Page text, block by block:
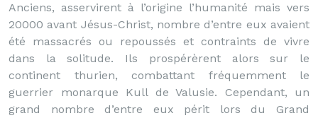
Anciens, asservirent à l’origine l’humanité mais vers
20000 avant Jésus-Christ, nombre d’entre eux avaient
été massacrés ou repoussés et contraints de vivre
dans la solitude. Ils prospérèrent alors sur le
continent thurien, combattant fréquemment le
guerrier monarque Kull de Valusie. Cependant, un
grand nombre d’entre eux périt lors du Grand